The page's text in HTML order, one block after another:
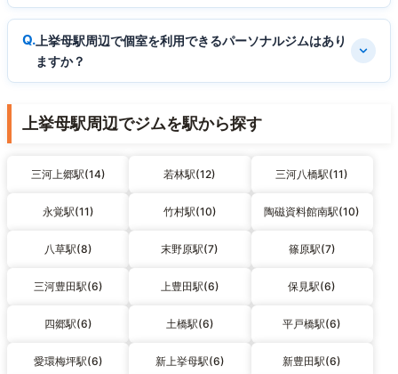
上挙母駅周辺で個室を利用できるパーソナルジムはあり
ますか？
上挙母駅周辺でジムを駅から探す
三河上郷駅(14) 若林駅(12) 三河八橋駅(11)
永覚駅(11) 竹村駅(10) 陶磁資料館南駅(10)
八草駅(8) 末野原駅(7) 篠原駅(7)
三河豊田駅(6) 上豊田駅(6) 保見駅(6)
四郷駅(6) 土橋駅(6) 平戸橋駅(6)
愛環梅坪駅(6) 新上挙母駅(6) 新豊田駅(6)